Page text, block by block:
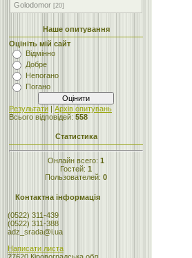
Golodomor [20]
Наше опитування
Оцініть мій сайт
Відмінно
Добре
Непогано
Погано
Результати | Архів опитувань
Всього відповідей: 558
Статистика
Онлайн всего: 1
Гостей: 1
Пользователей: 0
Контактна інформація
(0522) 311-439
(0522) 311-388
adz_srada@i.ua
Написати листа